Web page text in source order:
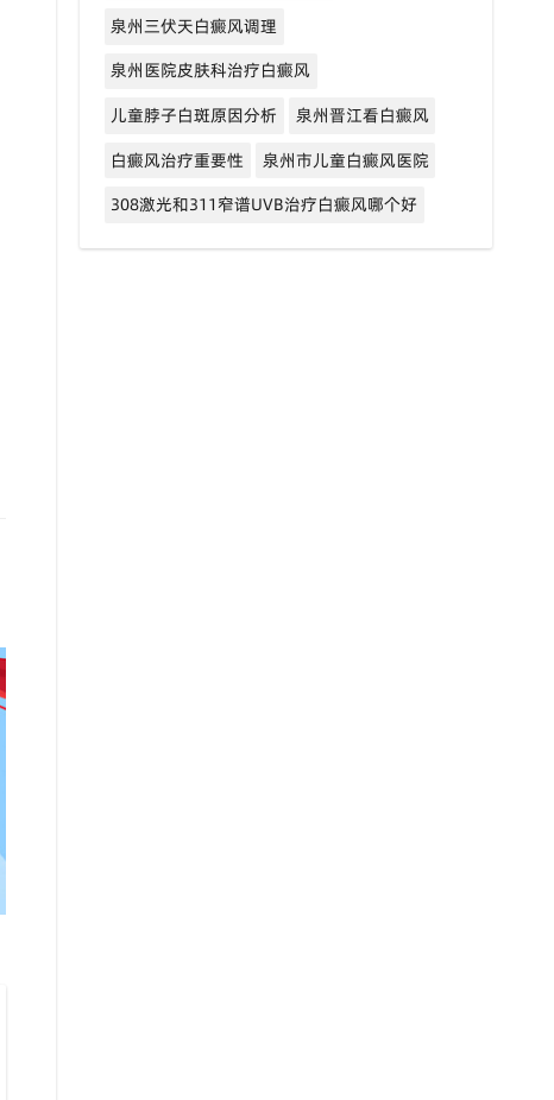
泉州三伏天白癜风调理
泉州医院皮肤科治疗白癜风
儿童脖子白斑原因分析
泉州晋江看白癜风
白癜风治疗重要性
泉州市儿童白癜风医院
308激光和311窄谱UVB治疗白癜风哪个好